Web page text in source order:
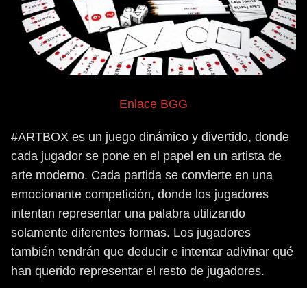
Enlace BGG
#ARTBOX es un juego dinámico y divertido, donde
cada jugador se pone en el papel en un artista de
arte moderno. Cada partida se convierte en una
emocionante competición, donde los jugadores
intentan representar una palabra utilizando
solamente diferentes formas. Los jugadores
también tendrán que deducir e intentar adivinar qué
han querido representar el resto de jugadores.